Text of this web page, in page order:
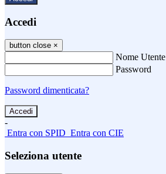
Accedi
button close ×
Nome Utente
Password
Password dimenticata?
-
Entra con SPID Entra con CIE
Seleziona utente